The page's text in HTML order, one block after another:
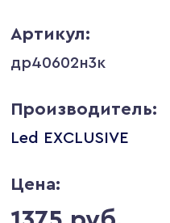
Артикул:
др40602н3к
Производитель:
Led EXCLUSIVE
Цена: